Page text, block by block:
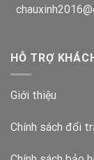
HỖ TRỢ
Giới thiệu
Chính sách đổi